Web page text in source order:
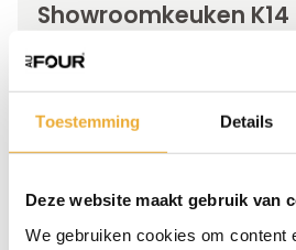
Toestemming Details
Deze website maakt gebruik van
We gebruiken cookies om content
Showroomkeuken K14
BEKIJK KEUKEN